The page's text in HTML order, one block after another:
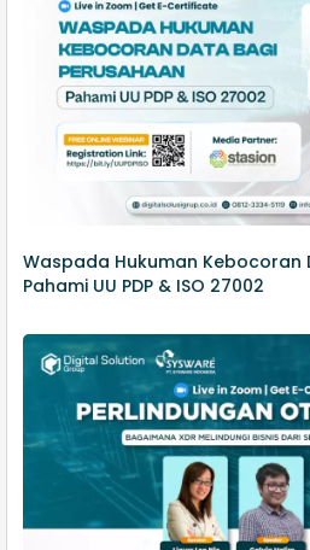
Waspada Hukuman Kebocoran
Pahami UU PDP & ISO 27002